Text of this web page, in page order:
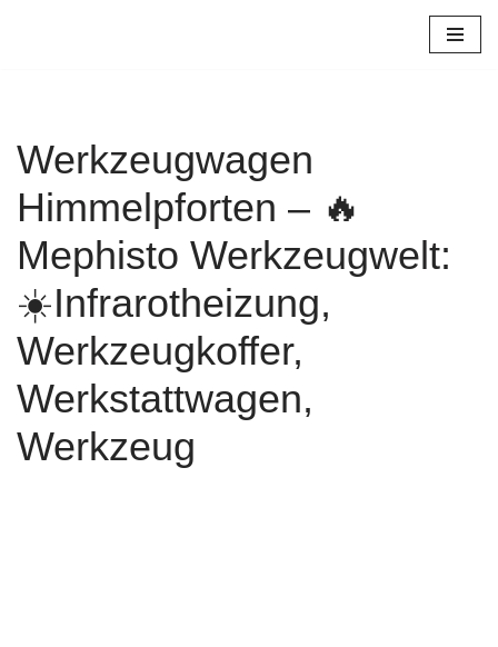
Werkzeugwagen
Himmelpforten – 🔥
Mephisto Werkzeugwelt:
☀️Infrarotheizung,
Werkzeugkoffer,
Werkstattwagen,
Werkzeug